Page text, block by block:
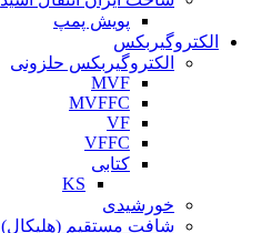
پویش پمپ
الکتروگیربکس
الکتروگیربکس حلزونی
MVF
MVFFC
VF
VFFC
کتابی
KS
خورشیدی
شافت مستقیم (هلیکال)